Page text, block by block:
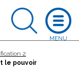
2
le pouvoir